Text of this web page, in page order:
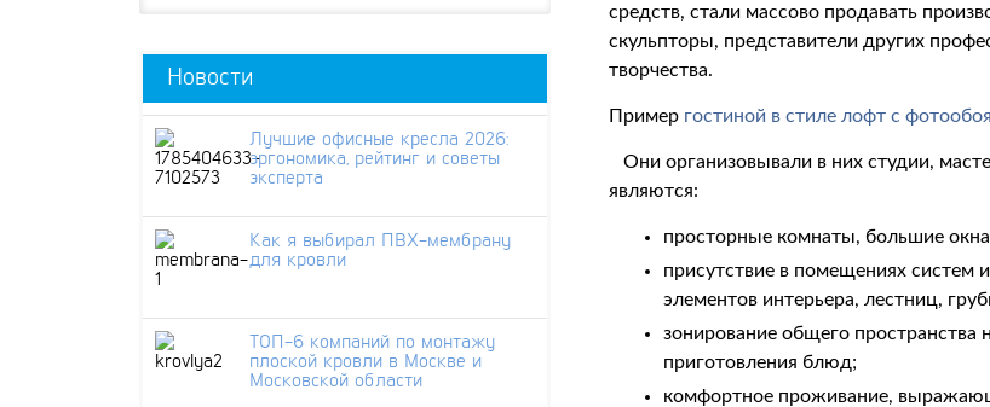
средств, стали массово продавать
скульпторы, представители других
творчества.
Пример гостиной в стиле лофт с
Они организовывали в них студии,
являются:
просторные комнаты, большие
присутствие в помещениях систем
элементов интерьера, лестниц,
зонирование общего пространства
приготовления блюд;
комфортное проживание,
Новости
Лучшие офисные кресла 2026:
эргономика, рейтинг и советы
эксперта
Как я выбирал ПВХ-мембрану
для кровли
ТОП-6 компаний по монтажу
плоской кровли в Москве и
Московской области